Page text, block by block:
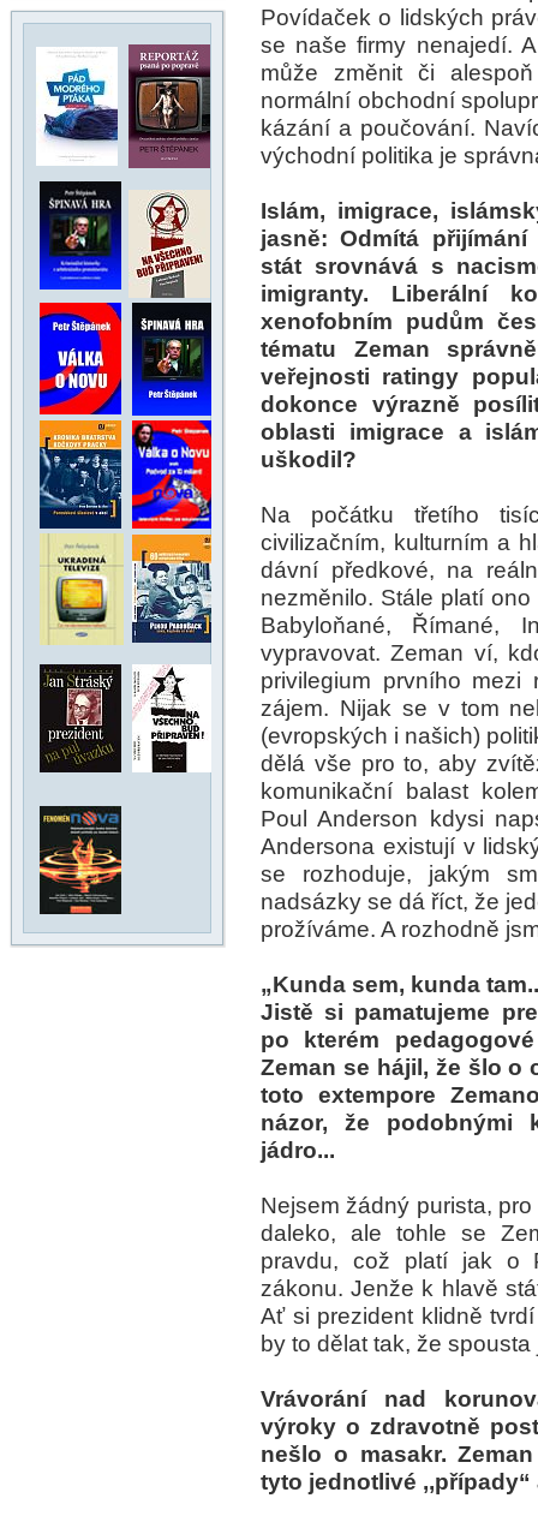
Povídaček o lidských
se naše firmy nenajedí.
může změnit či
normální obchodní
kázání a poučování.
východní politika je
Islám, imigrace,
jasně: Odmítá
stát srovnává s
imigranty. Liberální
xenofobním pudům
tématu Zeman
veřejnosti ratingy
dokonce výrazně
oblasti imigrace a
uškodil?
Na počátku třetího
civilizačním, kulturním a
dávní předkové, na
nezměnilo. Stále platí
Babyloňané,
vypravovat. Zeman ví,
privilegium prvního
zájem. Nijak se v tom
(evropských i našich)
dělá vše pro to, aby
komunikační balast
Poul Anderson kdysi
Andersona existují v
se rozhoduje, jakým
nadsázky se dá říct, že
prožíváme. A rozhodně
„Kunda sem, kunda
Jistě si pamatujeme
po kterém
Zeman se hájil, že šlo o
toto extempore
názor, že podobnými
jádro...
Nejsem žádný purista,
daleko, ale tohle se
pravdu, což platí jak o
zákonu. Jenže k hlavě
Ať si prezident klidně
by to dělat tak, že
Vrávorání nad
výroky o zdravotně
nešlo o masakr.
tyto jednotlivé